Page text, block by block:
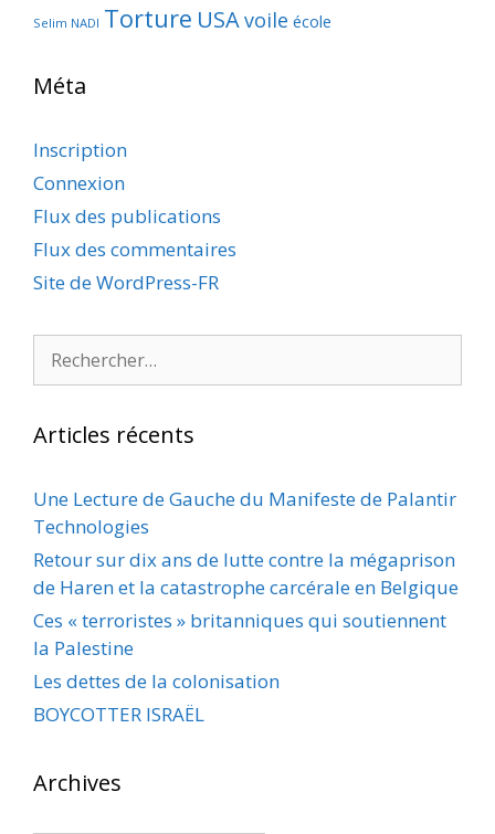
Selim NADI Torture USAvoile école
Méta
Inscription
Connexion
Flux des publications
Flux des commentaires
Site de WordPress-FR
Rechercher :
Articles récents
Une Lecture de Gauche du Manifeste de Palantir
Technologies
Retour sur dix ans de lutte contre la mégaprison
de Haren et la catastrophe carcérale en Belgique
Ces « terroristes » britanniques qui soutiennent
la Palestine
Les dettes de la colonisation
BOYCOTTER ISRAËL
Archives